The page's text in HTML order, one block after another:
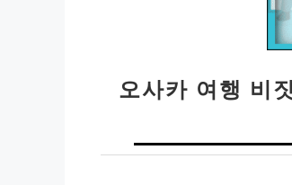
오사카 여행 비